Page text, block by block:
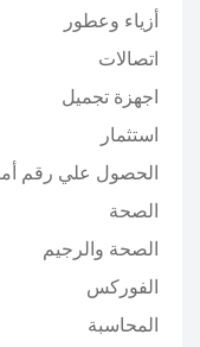
أزياء وعطور
اتصالات
اجهزة تجميل
استثمار
الحصول علي رقم
الصحة
الصحة والرجيم
الفوركس
المحاسبة